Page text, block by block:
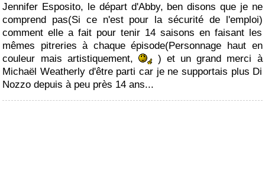
Jennifer Esposito, le départ d'Abby, ben disons que je ne
comprend pas(Si ce n'est pour la sécurité de l'emploi)
comment elle a fait pour tenir 14 saisons en faisant les
mêmes pitreries à chaque épisode(Personnage haut en
couleur mais artistiquement,
) et un grand merci à
Michaël Weatherly d'être parti car je ne supportais plus Di
Nozzo depuis à peu près 14 ans...